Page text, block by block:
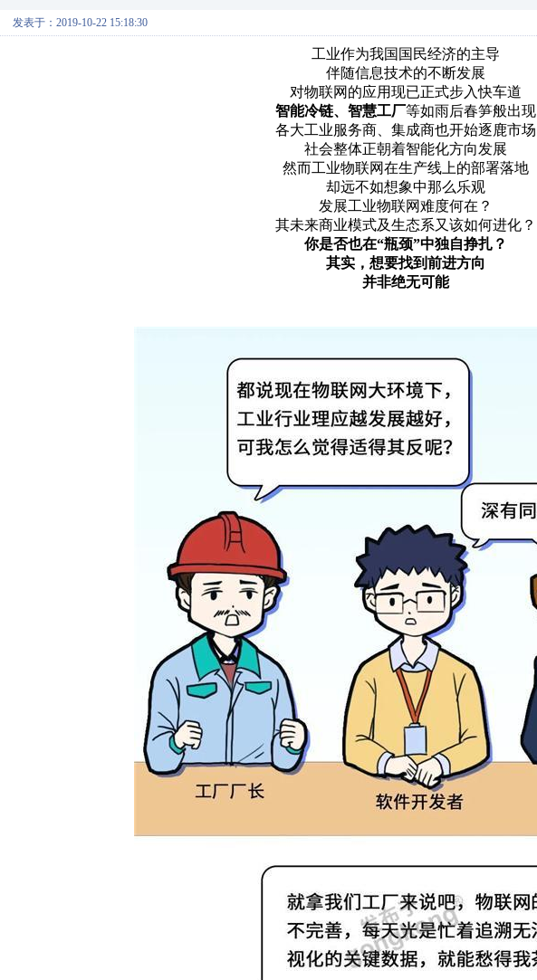
发表于：2019-10-22 15:18:30
工业作为我国国民经济的主导
伴随信息技术的不断发展
对物联网的应用现已正式步入快车道
智能冷链、智慧工厂等如雨后春笋般出现
各大工业服务商、集成商也开始逐鹿市场
社会整体正朝着智能化方向发展
然而工业物联网在生产线上的部署落地
却远不如想象中那么乐观
发展工业物联网难度何在？
其未来商业模式及生态系又该如何进化？
你是否也在“瓶颈”中独自挣扎？
其实，想要找到前进方向
并非绝无可能